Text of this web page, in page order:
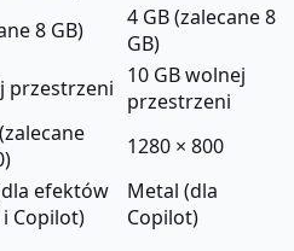
8 GB)
4 GB (zalecane 8
GB)
przestrzeni 10 GB wolnej
przestrzeni
1280 × 800
efektów
Copilot)
Metal (dla
Copilot)